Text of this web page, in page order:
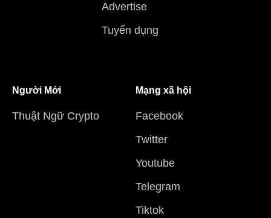
Advertise
Tuyển dụng
Người Mới
Thuật Ngữ Crypto
Mạng xã hội
Facebook
Twitter
Youtube
Telegram
Tiktok